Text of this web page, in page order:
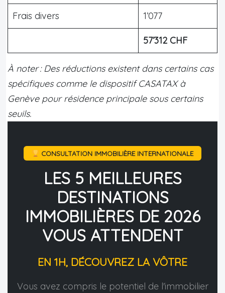
Frais divers 1’077
57’312 CHF
À noter : Des réductions existent dans certains cas
spécifiques comme le dispositif CASATAX à
Genève pour résidence principale sous certains
seuils.
CONSULTATION IMMOBILIÈRE INTERNATIONALE
LES 5 MEILLEURES
DESTINATIONS
IMMOBILIÈRES DE 2026
VOUS ATTENDENT
EN 1H, DÉCOUVREZ LA VÔTRE
Vous avez compris le potentiel de l'immobilier